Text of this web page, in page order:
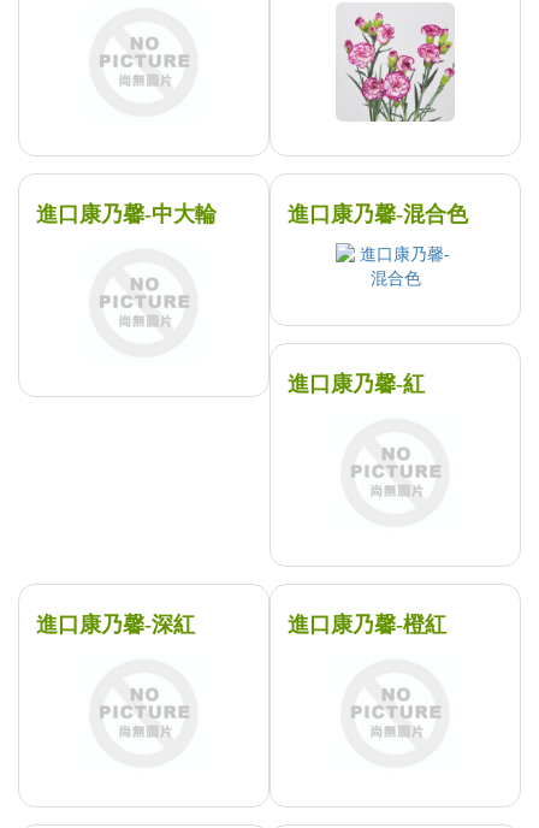
進口康乃馨-中大輪 進口康乃馨-混合色
進口康乃馨-紅
進口康乃馨-深紅 進口康乃馨-橙紅